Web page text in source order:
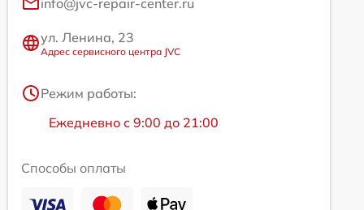
ул. Ленина, 23
Адрес сервисного центра JVC
Режим работы:
Ежедневно с 9:00 до 21:00
Способы оплаты